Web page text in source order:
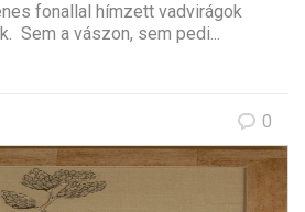
fonallal hímzett vadvirágok
Sem a vászon, sem pedi...
0